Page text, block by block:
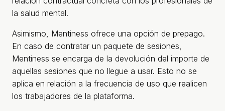
la salud mental.
Asimismo, Mentiness ofrece una opción de prepago.
En caso de contratar un paquete de sesiones,
Mentiness se encarga de la devolución del importe de
aquellas sesiones que no llegue a usar. Esto no se
aplica en relación a la frecuencia de uso que realicen
los trabajadores de la plataforma.